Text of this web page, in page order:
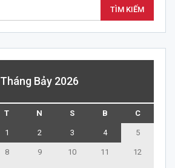
Tháng Bảy 2026
T N S B C
1 2 3 4 5
8 9 10 11 12